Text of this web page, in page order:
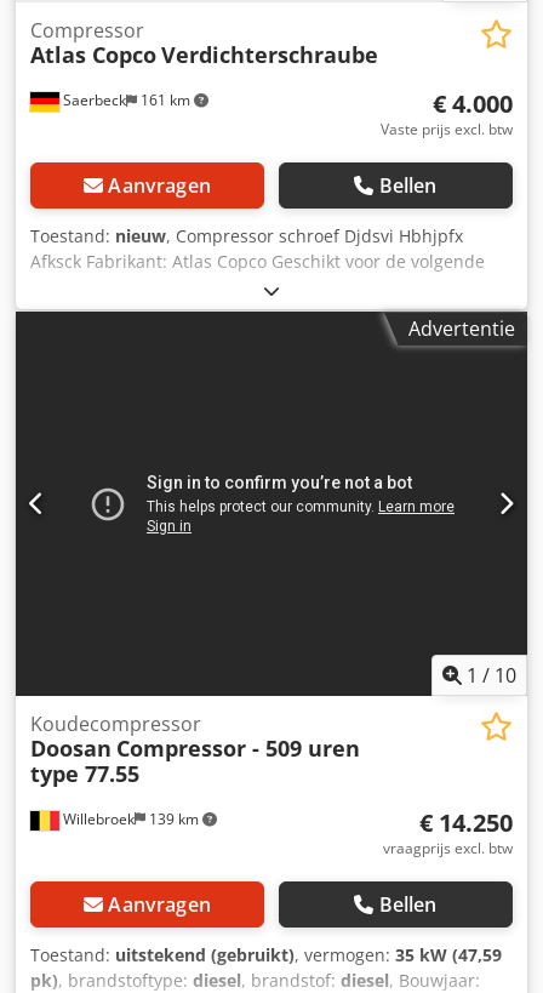
Saerbeck 161 km
Compressor
Atlas CopcoVerdichterschraube
€ 4.000
Vaste prijs excl. btw
Aanvragen Bellen
Toestand: nieuw, Compressor schroef Djdsvi Hbhjpfx
Afksck Fabrikant: Atlas Copco Geschikt voor de volgende
modellen: GA90, GA110, GA132, GA160, GA180VSD, GA200,
GA250 Lichtgewicht Prijs per stuk
Advertentie
1 / 10
Willebroek 139 km
Koudecompressor
Doosan Compressor - 509 uren
type 77.55
€ 14.250
vraagprijs excl. btw
Aanvragen Bellen
Toestand: uitstekend (gebruikt), vermogen: 35 kW (47,59
pk), brandstoftype: diesel, brandstof: diesel, Bouwjaar: